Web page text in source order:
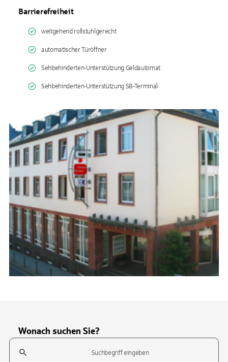
Barrierefreiheit
weitgehend rollstuhlgerecht
automatischer Türöffner
Sehbehinderten-Unterstützung Geldautomat
Sehbehinderten-Unterstützung SB-Terminal
Wonach suchen Sie?
Suchfeld